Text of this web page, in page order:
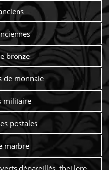
bronze
de monnaie
militaire
postales
marbre